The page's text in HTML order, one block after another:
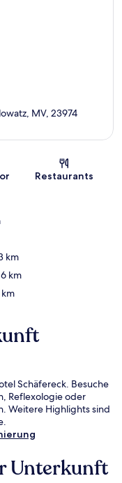
MV, 23974
Restaurants
km
km
km
Schäfereck. Besuche
Reflexologie oder
Weitere Highlights sind
Unterkunft